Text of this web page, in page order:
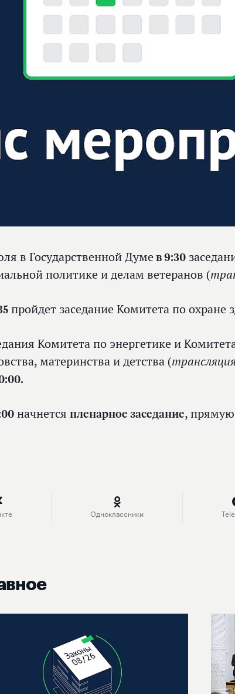
в Государственной Думев 9:30
политике и делам ветеранов
пройдет заседание Комитета по охране
Комитета по энергетике и
материнства и детства
начнется пленарное заседание,
Одноклассники